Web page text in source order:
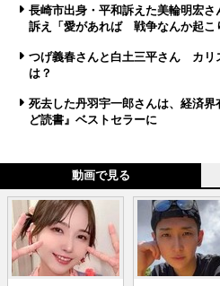
長崎市出身・平和訴えた美輪明宏
訴え「愛があれば 戦争なんか起こ
つげ義春さんと白土三平さん カリ
は？
死去した丹羽宇一郎さんは、経済
ど読書』ベストセラーに
動画で見る